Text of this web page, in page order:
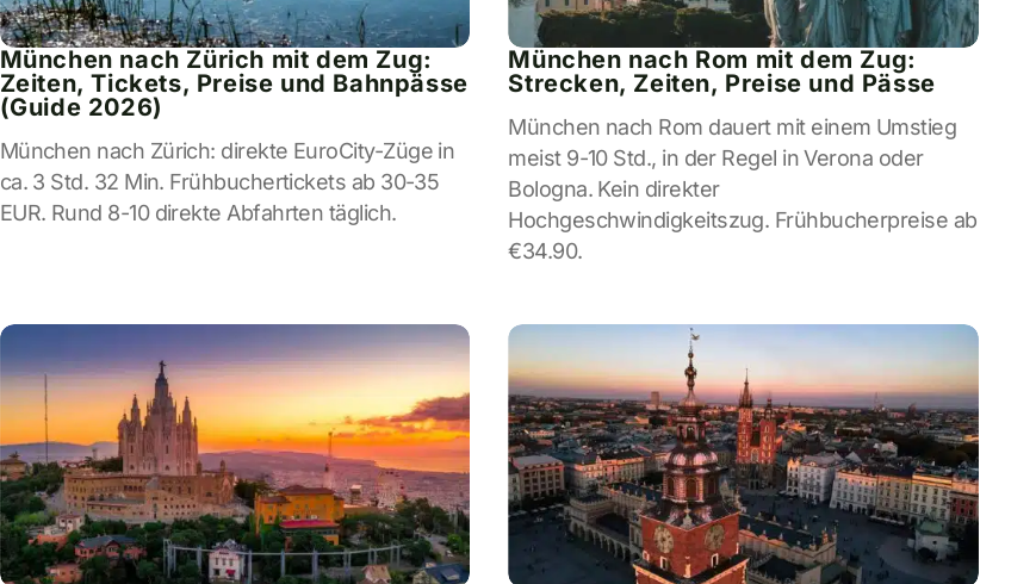
München nach Zürich mit dem Zug:
Zeiten, Tickets, Preise und Bahnpässe
(Guide 2026)
München nach Zürich: direkte EuroCity-Züge in
ca. 3 Std. 32 Min. Frühbuchertickets ab 30-35
EUR. Rund 8-10 direkte Abfahrten täglich.
München nach Rom mit dem Zug:
Strecken, Zeiten, Preise und Pässe
München nach Rom dauert mit einem Umstieg
meist 9-10 Std., in der Regel in Verona oder
Bologna. Kein direkter
Hochgeschwindigkeitszug. Frühbucherpreise ab
€34.90.